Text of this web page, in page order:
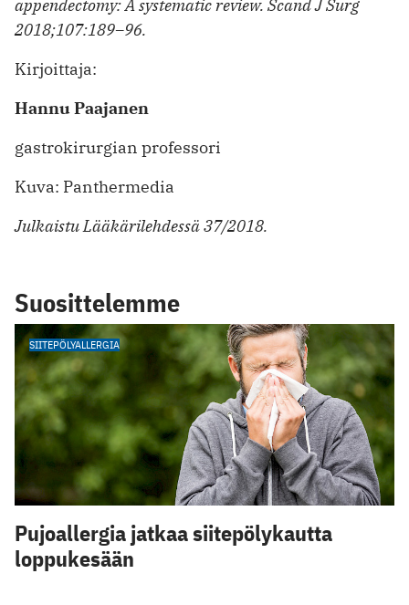
appendectomy: A systematic review. Scand J Surg
2018;107:189–96.
Kirjoittaja:
Hannu Paajanen
gastrokirurgian professori
Kuva: Panthermedia
Julkaistu Lääkärilehdessä 37/2018.
Suosittelemme
SIITEPÖLYALLERGIA
Pujoallergia jatkaa siitepölykautta
loppukesään